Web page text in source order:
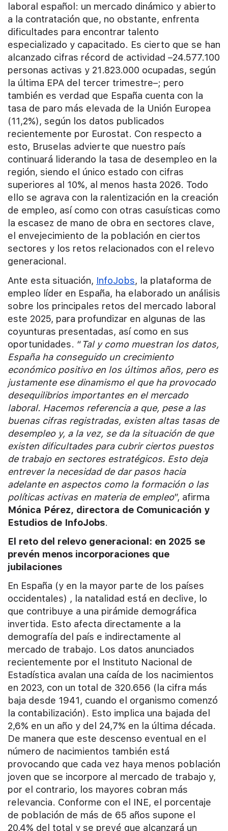
laboral español: un mercado dinámico y abierto
a la contratación que, no obstante, enfrenta
dificultades para encontrar talento
especializado y capacitado. Es cierto que se han
alcanzado cifras récord de actividad –24.577.100
personas activas y 21.823.000 ocupadas, según
la última EPA del tercer trimestre–; pero
también es verdad que España cuenta con la
tasa de paro más elevada de la Unión Europea
(11,2%), según los datos publicados
recientemente por Eurostat. Con respecto a
esto, Bruselas advierte que nuestro país
continuará liderando la tasa de desempleo en la
región, siendo el único estado con cifras
superiores al 10%, al menos hasta 2026. Todo
ello se agrava con la ralentización en la creación
de empleo, así como con otras casuísticas como
la escasez de mano de obra en sectores clave,
el envejecimiento de la población en ciertos
sectores y los retos relacionados con el relevo
generacional.
Ante esta situación, InfoJobs, la plataforma de
empleo líder en España, ha elaborado un análisis
sobre los principales retos del mercado laboral
este 2025, para profundizar en algunas de las
coyunturas presentadas, así como en sus
oportunidades. “Tal y como muestran los datos,
España ha conseguido un crecimiento
económico positivo en los últimos años, pero es
justamente ese dinamismo el que ha provocado
desequilibrios importantes en el mercado
laboral. Hacemos referencia a que, pese a las
buenas cifras registradas, existen altas tasas de
desempleo y, a la vez, se da la situación de que
existen dificultades para cubrir ciertos puestos
de trabajo en sectores estratégicos. Esto deja
entrever la necesidad de dar pasos hacia
adelante en aspectos como la formación o las
políticas activas en materia de empleo”, afirma
Mónica Pérez, directora de Comunicación y
Estudios de InfoJobs.
El reto del relevo generacional: en 2025 se
prevén menos incorporaciones que
jubilaciones
En España (y en la mayor parte de los países
occidentales) , la natalidad está en declive, lo
que contribuye a una pirámide demográfica
invertida. Esto afecta directamente a la
demografía del país e indirectamente al
mercado de trabajo. Los datos anunciados
recientemente por el Instituto Nacional de
Estadística avalan una caída de los nacimientos
en 2023, con un total de 320.656 (la cifra más
baja desde 1941, cuando el organismo comenzó
la contabilización). Esto implica una bajada del
2,6% en un año y del 24,7% en la última década.
De manera que este descenso eventual en el
número de nacimientos también está
provocando que cada vez haya menos población
joven que se incorpore al mercado de trabajo y,
por el contrario, los mayores cobran más
relevancia. Conforme con el INE, el porcentaje
de población de más de 65 años supone el
20,4% del total y se prevé que alcanzará un